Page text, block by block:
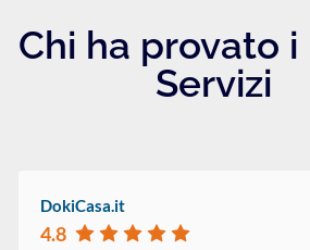
Chi ha provato i
Servizi
DokiCasa.it
4.8